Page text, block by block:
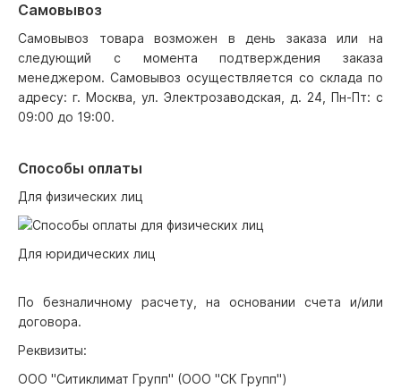
Самовывоз
Самовывоз товара возможен в день заказа или на
следующий с момента подтверждения заказа
менеджером. Самовывоз осуществляется со склада по
адресу: г. Москва, ул. Электрозаводская, д. 24, Пн-Пт: с
09:00 до 19:00.
Способы оплаты
Для физических лиц
Для юридических лиц
По безналичному расчету, на основании счета и/или
договора.
Реквизиты:
ООО "Ситиклимат Групп" (ООО "СК Групп")